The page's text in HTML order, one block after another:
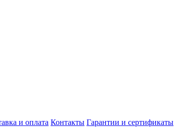
и оплата Контакты Гарантии и сертификаты